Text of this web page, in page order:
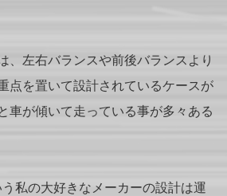
、左右バランスや前後バランスより
点を置いて設計されているケースが
車が傾いて走っている事が多々ある
私の大好きなメーカーの設計は運